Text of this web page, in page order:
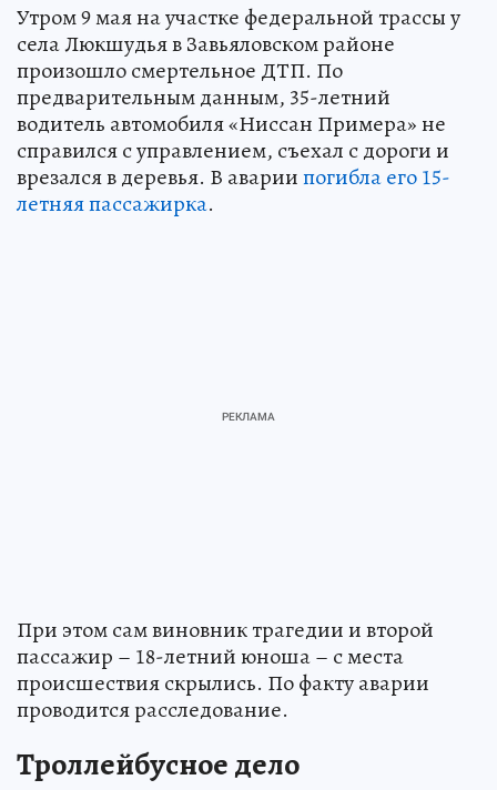
Утром 9 мая на участке федеральной трассы у
села Люкшудья в Завьяловском районе
произошло смертельное ДТП. По
предварительным данным, 35-летний
водитель автомобиля «Ниссан Примера» не
справился с управлением, съехал с дороги и
врезался в деревья. В авариипогибла его 15-
летняя пассажирка.
При этом сам виновник трагедии и второй
пассажир – 18-летний юноша – с места
происшествия скрылись. По факту аварии
проводится расследование.
Троллейбусное дело